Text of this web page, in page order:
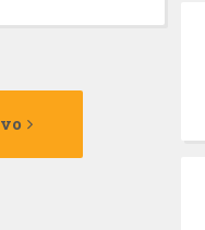
Articolo